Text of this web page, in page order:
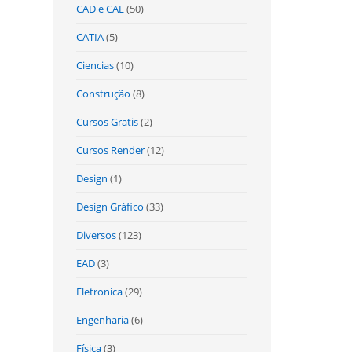
CAD e CAE(50)
CATIA(5)
Ciencias(10)
Construção (8)
Cursos Gratis(2)
Cursos Render(12)
Design (1)
Design Gráfico (33)
Diversos(123)
EAD(3)
Eletronica(29)
Engenharia(6)
Física(3)